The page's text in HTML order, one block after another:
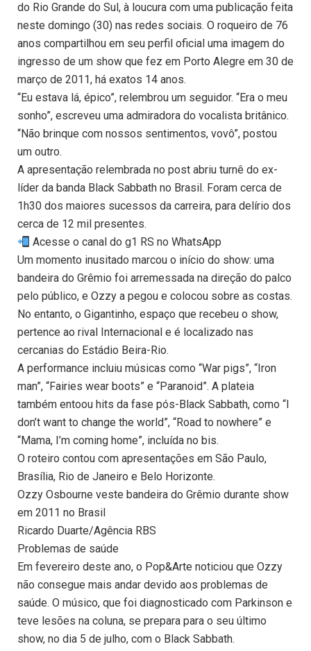
do Rio Grande do Sul, à loucura com uma publicação feita
neste domingo (30) nas redes sociais. O roqueiro de 76
anos compartilhou em seu perfil oficial uma imagem do
ingresso de um show que fez em Porto Alegre em 30 de
março de 2011, há exatos 14 anos.
“Eu estava lá, épico”, relembrou um seguidor. “Era o meu
sonho”, escreveu uma admiradora do vocalista britânico.
“Não brinque com nossos sentimentos, vovô”, postou
um outro.
A apresentação relembrada no post abriu turnê do ex-
líder da banda Black Sabbath no Brasil. Foram cerca de
1h30 dos maiores sucessos da carreira, para delírio dos
cerca de 12 mil presentes.
Acesse o canal do g1 RS no WhatsApp
Um momento inusitado marcou o início do show: uma
bandeira do Grêmio foi arremessada na direção do palco
pelo público, e Ozzy a pegou e colocou sobre as costas.
No entanto, o Gigantinho, espaço que recebeu o show,
pertence ao rival Internacional e é localizado nas
cercanias do Estádio Beira-Rio.
A performance incluiu músicas como “War pigs”, “Iron
man”, “Fairies wear boots” e “Paranoid”. A plateia
também entoou hits da fase pós-Black Sabbath, como “I
don’t want to change the world”, “Road to nowhere” e
“Mama, I’m coming home”, incluída no bis.
O roteiro contou com apresentações em São Paulo,
Brasília, Rio de Janeiro e Belo Horizonte.
Ozzy Osbourne veste bandeira do Grêmio durante show
em 2011 no Brasil
Ricardo Duarte/Agência RBS
Problemas de saúde
Em fevereiro deste ano, o Pop&Arte noticiou que Ozzy
não consegue mais andar devido aos problemas de
saúde. O músico, que foi diagnosticado com Parkinson e
teve lesões na coluna, se prepara para o seu último
show, no dia 5 de julho, com o Black Sabbath.